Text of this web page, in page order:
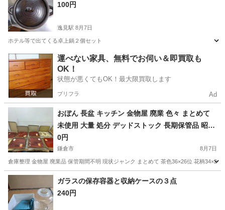
100円
逸見駅 8月7日
ホテル等で出てくる卓上鍋２個セット
神奈川 横須賀市 逸見駅 調理器具 五徳
運べない家具、無料でお伺い＆即買取も
OK！
状態が悪くてもOK！最大限買取します
プリフラ Ad
おぼん 長盆 キッチン 金物屋 廃業 色々 まとめて
未使用 大量 処分 デッドストック 長期保管品 昭和
レトロ
0円
鎌倉市 8月7日
倉庫整理 金物屋 廃業品 保管期間不明 現状ジャンク まとめて 茶色36×26位 花柄
神奈川 鎌倉市 家庭用品
ガラスの保存容器と収納ケースの３点
240円